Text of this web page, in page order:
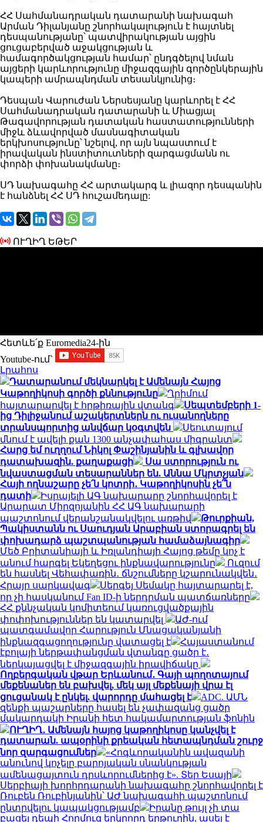
ՀՀ Սահմանադրական դատարանի նախագահ
Արման Դիլանյանը շնորհակալություն է հայտնել
դեսպանությանը՝ պատվիրակության այցին
ցուցաբերված աջակցության և
համագործակցության համար՝ ընդգծելով նման
այցերի կարևորությունը միջազգային գործընկերային
կապերի ամրապնդման տեսանկյունից։
Դեսպան Վարուժան Ներսեսյանը կարևորել է ՀՀ
Սահմանադրական դատարանի և Միացյալ
Թագավորության դատական հաստատությունների
միջև ձևավորված մասնագիտական
երկխոսությունը՝ նշելով, որ այն նպաստում է
իրավական ինստիտուտների զարգացմանն ու
փորձի փոխանակմանը։
ՍԴ նախագահը ՀՀ արտակարգ և լիազոր դեսպանին
է հանձնել ՀՀ ՍԴ հուշամեդալը:
ՈՒՂԻՂ ԵԹԵՐ
Հետևե՛ք Euromedia24-ին
Youtube-ում`
Լրահոս
Դատարանում մեկնարկել է Ամենայն Հայոց
Կաթողիկոսի գործի քննությունը
Ղրիմում
հայտարարվել է հրթիռային վտանգ
Սեպտեմբերի 1-
ից Դիլիջանում աշակերտներն ու ուսանողները
տրանսպորտից անվճար կօգտվեն
Սեուտայում
մնում է ավելի քան 1300 անչափահաս միգրանտ
Հարց եմ ուղղում Նիկոլ Փաշինյանին և գլխավոր
դատախազին. քաղաքացի
Սա ստորություն ու
նվաստացման տեսարաններ են. Աննա Մկրտչյան
Հայի ողնաշարը չե՛ն կոտրի․ Կաթողիկոսին չե՞ն
դատի
Իսրայելի ԱԳ նախարարը շնորհավորել է
Արարատ Միրզոյանին ՀՀ ԱԳ նախարարի
պաշտոնում վերանշանակվելու առթիվ
Թուրքիան,
Պակիստանն ու Սաուդյան Արաբիան ստորագրել են
փոխադարձ պաշտպանության համաձայնագիր
Մեծ Բրիտանիայի և Իռլանդիայի Հայոց թեմը կոչ է
անում հարգել Եկեղեցու ինքնավարությունը
Ուզում
են հասնել Վեհափառին․ ճնշումները կշարունակվեն․
Հրայր սարկավագ
Սերգեյ Սեմակը հայտարարել է,
որ չի հասկանում Fan ID-ի ներդրման պատճառները
ՀՀ քննչական կոմիտեում կառուցվածքային
փոփոխություններ են կատարվել
ԱԺ-ում
պատգամավոր Հարություն Մնացականյանի
ինքնազգացողությունը վատացել է
Հայաստանում
էբոլայի ներթափանցման վտանգը ցածր է․
ներկայացվել է միջազգային իրավիճակը
Ողբերգական վթար Երևանում․ Գայի պողոտայում
մեքենաներ են բախվել, մեկ այլ մեքենայի վրա էլ
ցուցանակ է ընկել. վարորդը մահացել է
ADC. ԱՄՆ
զենքի պաշարները հասել են չափազանց ցածր
մակարդակի Իրանի հետ հակամարտության ֆոնին
ՈՒՂԻՂ․ Ամենայն հայոց կաթողիկոսը կանչվել է
դատարան. ապօրինի քրեական հետապնդման շուրջ
նոր զարգացումներ
«Հոգևորականին ավազանի
անունով կոչելը բարոյական սնանկության
ամենացայտուն դրսևորումներից է». Տեր Եսայի
Սերբիայի խորհրդարանի նախագահը շնորհավորել է
Ռուբեն Ռուբինյանին՝ ԱԺ նախագահի պաշտոնում
ընտրվելու կապակցությամբ
Իրանը թույլ չի տա
բացել դեպի Հորմուզ երկրորդ երթուղին, ասել է